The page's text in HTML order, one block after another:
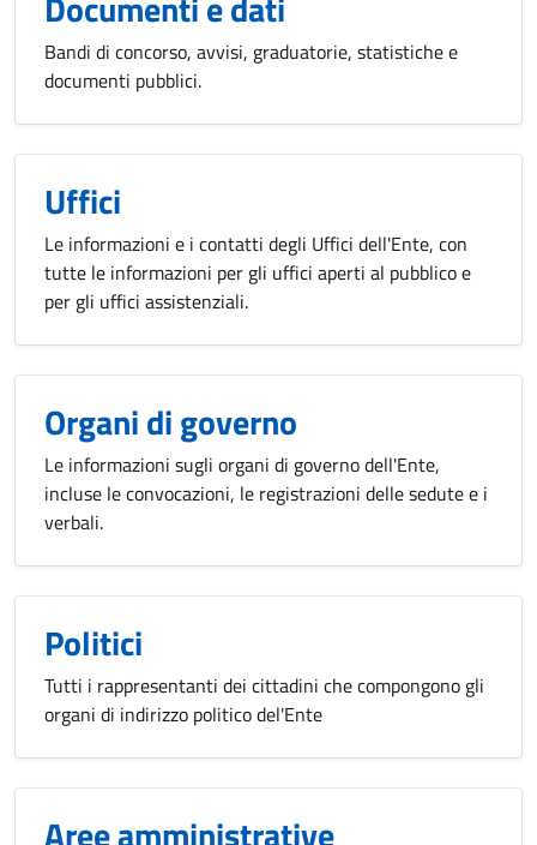
Bandi di concorso, avvisi, graduatorie, statistiche e
documenti pubblici.
Uffici
Le informazioni e i contatti degli Uffici dell'Ente, con
tutte le informazioni per gli uffici aperti al pubblico e
per gli uffici assistenziali.
Organi di governo
Le informazioni sugli organi di governo dell'Ente,
incluse le convocazioni, le registrazioni delle sedute e i
verbali.
Politici
Tutti i rappresentanti dei cittadini che compongono gli
organi di indirizzo politico del'Ente